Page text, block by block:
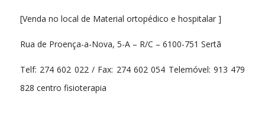
[Venda no local de Material ortopédico e hospitalar ]
Rua de Proença-a-Nova, 5-A – R/C – 6100-751 Sertã
Telf: 274 602 022 / Fax: 274 602 054 Telemóvel: 913 479
828 centro fisioterapia